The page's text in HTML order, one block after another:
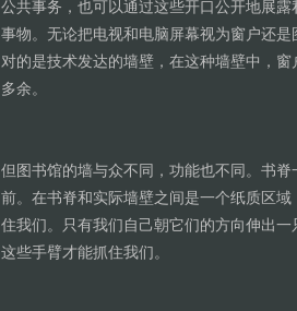
公共事务，也可以通过这些开口公开地展
事物。无论把电视和电脑屏幕视为窗户还
对的是技术发达的墙壁，在这种墙壁中，
多余。
但图书馆的墙与众不同，功能也不同。书
前。在书脊和实际墙壁之间是一个纸质区
住我们。只有我们自己朝它们的方向伸出
这些手臂才能抓住我们。